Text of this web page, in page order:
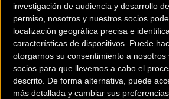
investigación de audiencia y desarrollo
permiso, nosotros y nuestros socios
localización geográfica precisa e
características de dispositivos. Puede
otorgarnos su consentimiento a
socios para que llevemos a cabo el
descrito. De forma alternativa, puede
más detallada y cambiar sus
Tres de las pruebas de 2017 repetirán en el
Marathon Cup, y la cuarta es una sede
año biker empezará con la prueba de
cita ideal para empezar a coger el ritmo a la
mayo será el turno de todo un clásico, la cita
uno de los eventos de MTB más antiguos del